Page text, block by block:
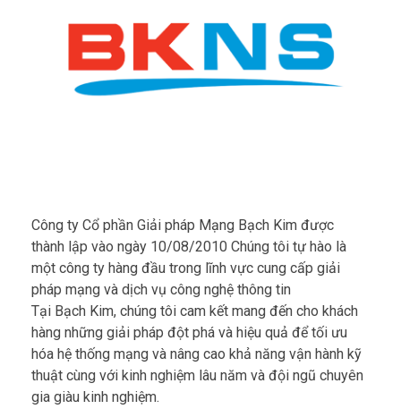
Công ty Cổ phần Giải pháp Mạng Bạch Kim được
thành lập vào ngày 10/08/2010 Chúng tôi tự hào là
một công ty hàng đầu trong lĩnh vực cung cấp giải
pháp mạng và dịch vụ công nghệ thông tin
Tại Bạch Kim, chúng tôi cam kết mang đến cho khách
hàng những giải pháp đột phá và hiệu quả để tối ưu
hóa hệ thống mạng và nâng cao khả năng vận hành kỹ
thuật cùng với kinh nghiệm lâu năm và đội ngũ chuyên
gia giàu kinh nghiệm.